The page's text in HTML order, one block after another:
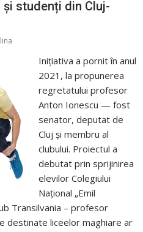
și studenți din Cluj-
Inițiativa a pornit în anul
2021, la propunerea
regretatului profesor
Anton Ionescu — fost
senator, deputat de
Cluj și membru al
clubului. Proiectul a
debutat prin sprijinirea
elevilor Colegiului
Național „Emil
Transilvania – profesor
destinate liceelor maghiare ar